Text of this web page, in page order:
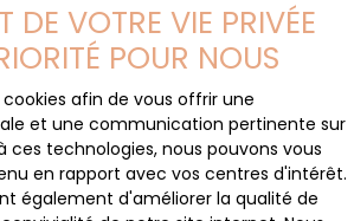
votre bien
Estimer mon bien
DE VOTRE VIE PRIVÉE
POUR NOUS
cookies afin de vous offrir une
et une communication pertinente sur
ces technologies, nous pouvons vous
en rapport avec vos centres d'intérêt.
également d'améliorer la qualité de